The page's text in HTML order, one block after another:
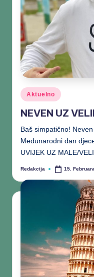
Aktuelno
NEVEN UZ
Baš simpatično!
Međunarodni dan
UVIJEK UZ MALE/
Redakcija 15.